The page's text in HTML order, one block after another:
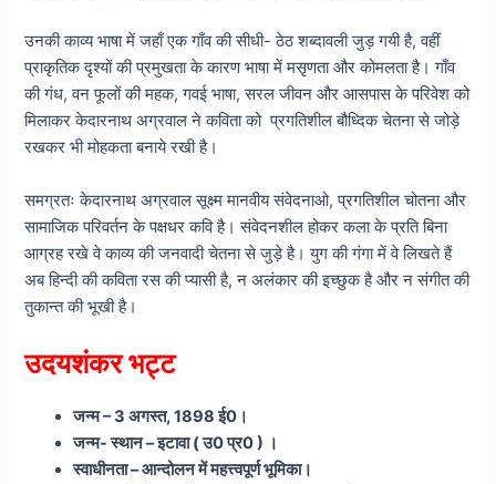
उनकी काव्य भाषा में जहाँ एक गाँव की सीधी- ठेठ शब्दावली जुड़ गयी है, वहीं
प्राकृतिक दृश्यों की प्रमुखता के कारण भाषा में मसृणता और कोमलता है। गाँव
की गंध, वन फूलों की महक, गवई भाषा, सरल जीवन और आसपास के परिवेश को
मिलाकर केदारनाथ अग्रवाल ने कविता को प्रगतिशील बौध्दिक चेतना से जोड़े
रखकर भी मोहकता बनाये रखी है।
समग्रतः केदारनाथ अग्रवाल सूक्ष्म मानवीय संवेदनाओ, प्रगतिशील चोतना और
सामाजिक परिवर्तन के पक्षधर कवि है। संवेदनशील होकर कला के प्रति बिना
आग्रह रखे वे काव्य की जनवादी चेतना से जुड़े है। युग की गंगा में वे लिखते हैं
अब हिन्दी की कविता रस की प्यासी है, न अलंकार की इच्छुक है और न संगीत की
तुकान्त की भूखी है।
उदयशंकर भट्ट
जन्म – 3 अगस्त, 1898 ई0।
जन्म- स्थान – इटावा ( उ0 प्र0 ) ।
स्वाधीनता – आन्दोलन में महत्त्वपूर्ण भूमिका।